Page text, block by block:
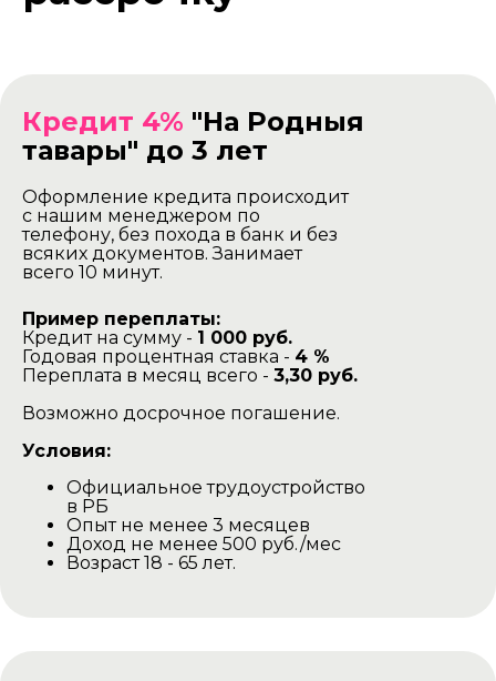
Кредит 4% "На Родныя
тавары" до 3 лет
Оформление кредита происходит
с нашим менеджером по
телефону, без похода в банк и без
всяких документов. Занимает
всего 10 минут.
Пример переплаты:
Кредит на сумму - 1 000 руб.
Годовая процентная ставка - 4 %
Переплата в месяц всего - 3,30 руб.
Возможно досрочное погашение.
Условия:
Официальное трудоустройство
в РБ
Опыт не менее 3 месяцев
Доход не менее 500 руб./мес
Возраст 18 - 65 лет.